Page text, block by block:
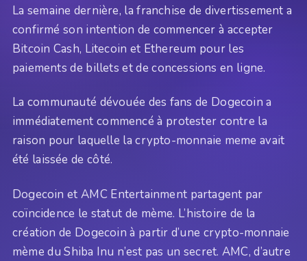
La semaine dernière, la franchise de divertissement a
confirmé son intention de commencer à accepter
Bitcoin Cash, Litecoin et Ethereum pour les
paiements de billets et de concessions en ligne.
La communauté dévouée des fans de Dogecoin a
immédiatement commencé à protester contre la
raison pour laquelle la crypto-monnaie meme avait
été laissée de côté.
Dogecoin et AMC Entertainment partagent par
coïncidence le statut de mème. L’histoire de la
création de Dogecoin à partir d’une crypto-monnaie
mème du Shiba Inu n’est pas un secret. AMC, d’autre